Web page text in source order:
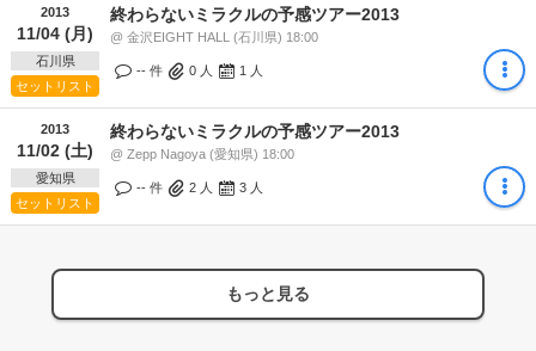
2013
11/04 (月)
石川県
セットリスト
終わらないミラクルの予感ツアー2013
@ 金沢EIGHT HALL (石川県) 18:00
-- 件 0 人 1 人
2013
11/02 (土)
愛知県
セットリスト
終わらないミラクルの予感ツアー2013
@ Zepp Nagoya (愛知県) 18:00
-- 件 2 人 3 人
もっと見る